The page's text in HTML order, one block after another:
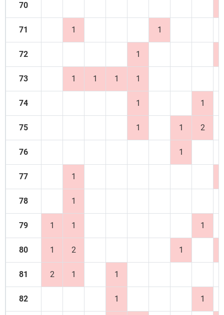
70
71 1 1
72 1
73 1 1 1 1
74 1 1
75 1 1 2
76 1
77 1
78 1
79 1 1 1
80 1 2 1
81 2 1 1
82 1 1